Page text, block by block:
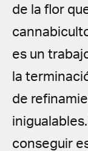
Polish
de la flor
es un
la
de
conseguir